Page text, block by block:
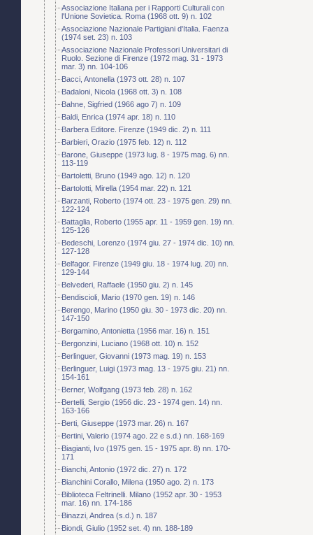
Associazione Italiana per i Rapporti Culturali con
l'Unione Sovietica. Roma (1968 ott. 9) n. 102
Associazione Nazionale Partigiani d'Italia. Faenza
(1974 set. 23) n. 103
Associazione Nazionale Professori Universitari di
Ruolo. Sezione di Firenze (1972 mag. 31 - 1973
mar. 3) nn. 104-106
Bacci, Antonella (1973 ott. 28) n. 107
Badaloni, Nicola (1968 ott. 3) n. 108
Bahne, Sigfried (1966 ago 7) n. 109
Baldi, Enrica (1974 apr. 18) n. 110
Barbera Editore. Firenze (1949 dic. 2) n. 111
Barbieri, Orazio (1975 feb. 12) n. 112
Barone, Giuseppe (1973 lug. 8 - 1975 mag. 6) nn.
113-119
Bartoletti, Bruno (1949 ago. 12) n. 120
Bartolotti, Mirella (1954 mar. 22) n. 121
Barzanti, Roberto (1974 ott. 23 - 1975 gen. 29) nn.
122-124
Battaglia, Roberto (1955 apr. 11 - 1959 gen. 19) nn.
125-126
Bedeschi, Lorenzo (1974 giu. 27 - 1974 dic. 10) nn.
127-128
Belfagor. Firenze (1949 giu. 18 - 1974 lug. 20) nn.
129-144
Belvederi, Raffaele (1950 giu. 2) n. 145
Bendiscioli, Mario (1970 gen. 19) n. 146
Berengo, Marino (1950 giu. 30 - 1973 dic. 20) nn.
147-150
Bergamino, Antonietta (1956 mar. 16) n. 151
Bergonzini, Luciano (1968 ott. 10) n. 152
Berlinguer, Giovanni (1973 mag. 19) n. 153
Berlinguer, Luigi (1973 mag. 13 - 1975 giu. 21) nn.
154-161
Berner, Wolfgang (1973 feb. 28) n. 162
Bertelli, Sergio (1956 dic. 23 - 1974 gen. 14) nn.
163-166
Berti, Giuseppe (1973 mar. 26) n. 167
Bertini, Valerio (1974 ago. 22 e s.d.) nn. 168-169
Biagianti, Ivo (1975 gen. 15 - 1975 apr. 8) nn. 170-
171
Bianchi, Antonio (1972 dic. 27) n. 172
Bianchini Corallo, Milena (1950 ago. 2) n. 173
Biblioteca Feltrinelli. Milano (1952 apr. 30 - 1953
mar. 16) nn. 174-186
Binazzi, Andrea (s.d.) n. 187
Biondi, Giulio (1952 set. 4) nn. 188-189